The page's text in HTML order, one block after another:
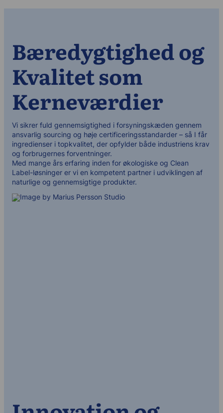
Bæredygtighed og
Kvalitet som
Kerneværdier
Vi sikrer fuld gennemsigtighed i forsyningskæden gennem
ansvarlig sourcing og høje certificeringsstandarder – så I får
ingredienser i topkvalitet, der opfylder både industriens krav
og forbrugernes forventninger.
Med mange års erfaring inden for økologiske og Clean
Label-løsninger er vi en kompetent partner i udviklingen af
naturlige og gennemsigtige produkter.